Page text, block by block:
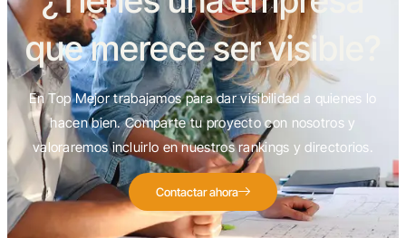
que merece ser visible?
En Top Mejor trabajamos para dar visibilidad a quienes lo
hacen bien. Comparte tu proyecto con nosotros y
valoraremos incluirlo en nuestros rankings y directorios.
Contactar ahora